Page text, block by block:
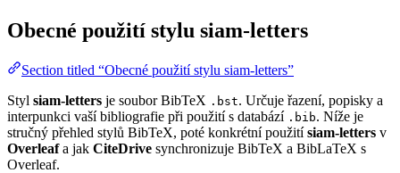
Obecné použití stylu siam-letters
Section titled “Obecné použití stylu siam-letters”
Styl siam-letters je soubor BibTeX .bst. Určuje řazení, popisky a
interpunkci vaší bibliografie při použití s databází .bib. Níže je
stručný přehled stylů BibTeX, poté konkrétní použitísiam-letters v
Overleafa jak CiteDrive synchronizuje BibTeX a BibLaTeX s
Overleaf.